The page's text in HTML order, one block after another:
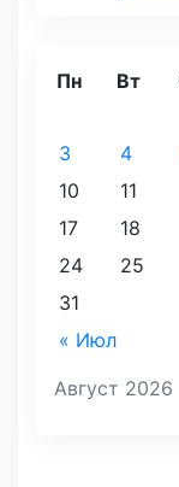
Август 2026
Пн Вт
« Июл
3
4
10
11
17
18
24
25
31